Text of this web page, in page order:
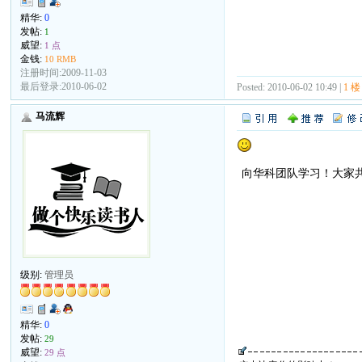
精华:0
发帖: 1
威望: 1 点
金钱: 10 RMB
注册时间:2009-11-03
最后登录:2010-06-02
Posted: 2010-06-02 10:49 | 1 楼
马流辉
级别:管理员
精华:0
发帖:29
威望:29 点
向华科团队学习！大家